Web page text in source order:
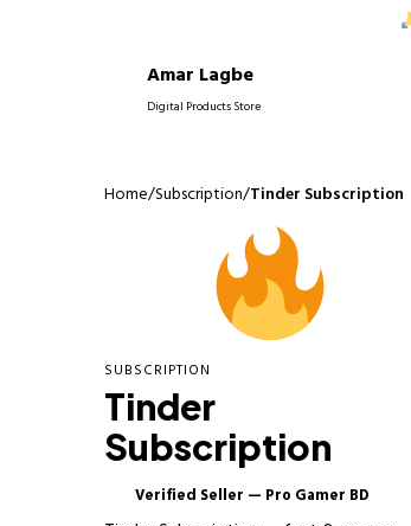
Amar Lagbe
Digital Products Store
Home/Subscription/Tinder Subscription
SUBSCRIPTION
Tinder
Subscription
Verified Seller — Pro Gamer BD